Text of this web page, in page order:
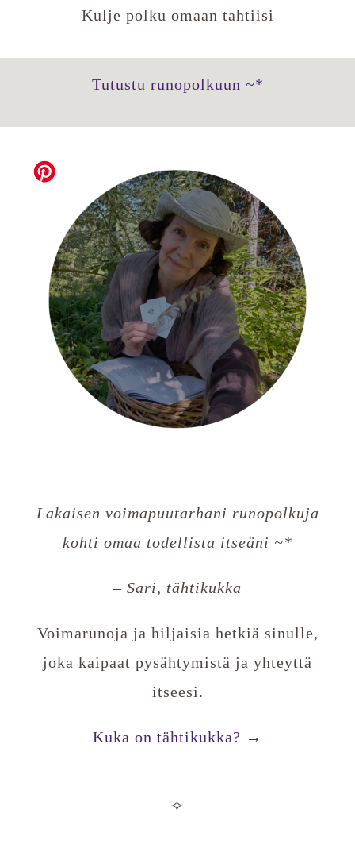
Kulje polku omaan tahtiisi
Tutustu runopolkuun ~*
Lakaisen voimapuutarhani runopolkuja
kohti omaa todellista itseäni ~*
– Sari, tähtikukka
Voimarunoja ja hiljaisia hetkiä sinulle,
joka kaipaat pysähtymistä ja yhteyttä
itseesi.
Kuka on tähtikukka? →
✧